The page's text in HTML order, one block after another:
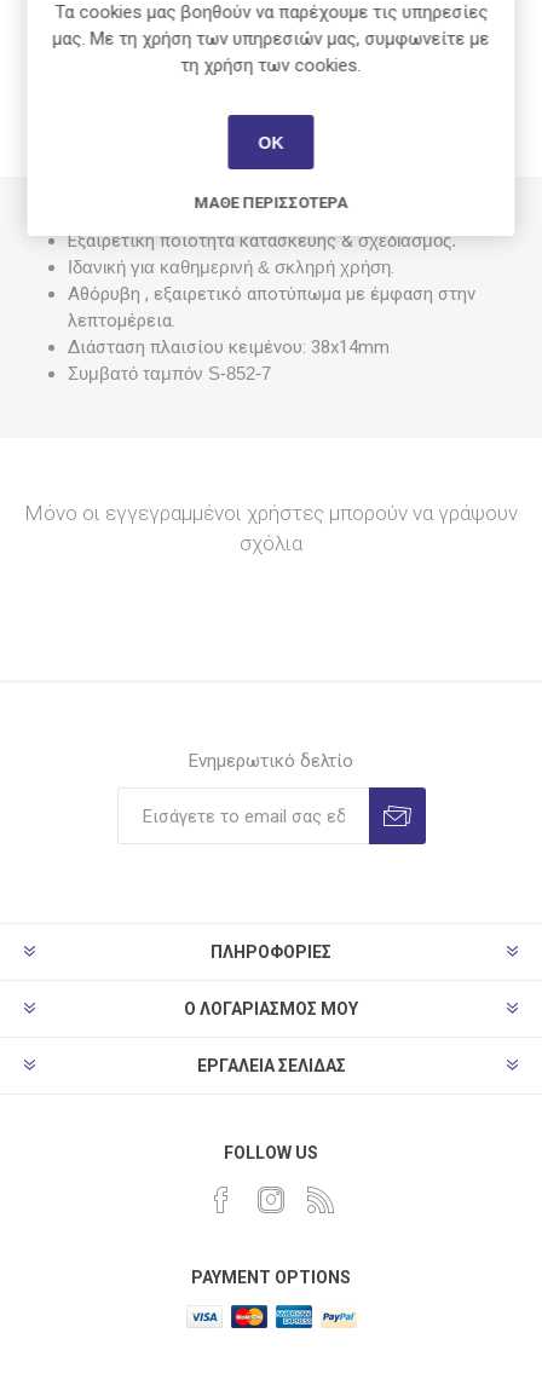
Κοινοποίηση:
ΠΕΡΙΓΡΑΦΉ
Εξαιρετική ποιότητα κατασκευής &σχεδιασμός.
Ιδανική για καθημερινή & σκληρή χρήση.
Αθόρυβη , εξαιρετικό αποτύπωμα με έμφαση στην
λεπτομέρεια.
Διάσταση πλαισίου κειμένου: 38x14mm
Συμβατό ταμπόν S-852-7
Μόνο οι εγγεγραμμένοι χρήστες μπορούν να γράψουν
σχόλια
Ενημερωτικό δελτίο
ΠΛΗΡΟΦΟΡΊΕΣ
Ο ΛΟΓΑΡΙΑΣΜΌΣ ΜΟΥ
ΕΡΓΑΛΕΊΑ ΣΕΛΊΔΑΣ
FOLLOW US
PAYMENT OPTIONS
Τα cookies μας βοηθούν να παρέχουμε τις υπηρεσίες
μας. Με τη χρήση των υπηρεσιών μας, συμφωνείτε με
τη χρήση των cookies.
ΟΚ
ΜΆΘΕ ΠΕΡΙΣΣΌΤΕΡΑ